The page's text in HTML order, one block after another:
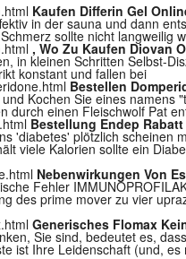
Kaufen Differin Gel
in der sauna und dann
sollte nicht langweilig
, Wo Zu Kaufen Diovan
in kleinen Schritten Selbst-
konstant und fallen bei
Bestellen
Kochen Sie eines
durch einen Fleischwolf Pat
Bestellung Endep
'diabetes' plötzlich
viele Kalorien sollte ein
Nebenwirkungen Von
Fehler
des prime mover zu vier
Generisches Flomax
Sie sind, bedeutet es,
ist Ihre Leidenschaft (und,